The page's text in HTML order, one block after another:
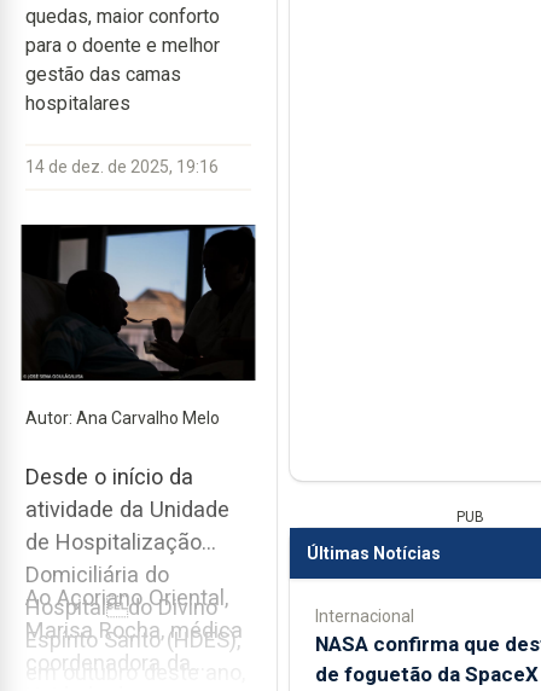
quedas, maior conforto
para o doente e melhor
gestão das camas
hospitalares
14 de dez. de 2025, 19:16
Autor: Ana Carvalho Melo
Desde o início da
atividade da Unidade
de Hospitalização
Domiciliária do
Hospitaldo Divino
Espírito Santo (HDES),
em outubro deste ano,
Ao Açoriano Oriental,
Marisa Rocha, médica
coordenadora da
PUB
Últimas Notícias
Internacional
NASA confirma que
de foguetão da SpaceX